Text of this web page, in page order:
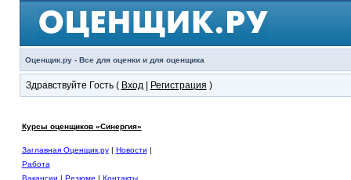
Оценщик.ру - Все для оценки и для оценщика
Здравствуйте Гость ( Вход| Регистрация )
Курсы оценщиков «Синергия»
Заглавная Оценщик.ру| Новости |
Работа
Вакансии | Резюме | Контакты